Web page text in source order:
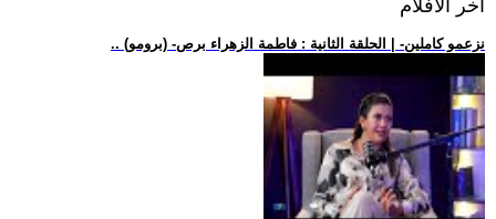
اخر الافلام
.. (برومو) -نزعمو كاملين- | الحلقة الثانية : فاطمة الزهراء برص